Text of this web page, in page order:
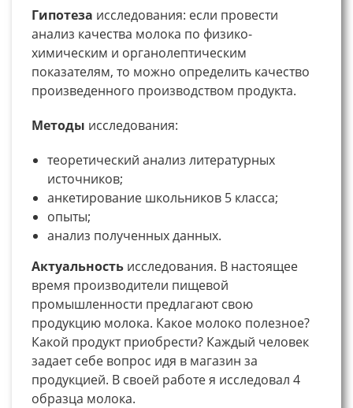
Гипотеза исследования: если провести
анализ качества молока по физико-
химическим и органолептическим
показателям, то можно определить качество
произведенного производством продукта.
Методы исследования:
теоретический анализ литературных
источников;
анкетирование школьников 5 класса;
опыты;
анализ полученных данных.
Актуальность исследования. В настоящее
время производители пищевой
промышленности предлагают свою
продукцию молока. Какое молоко полезное?
Какой продукт приобрести? Каждый человек
задает себе вопрос идя в магазин за
продукцией. В своей работе я исследовал 4
образца молока.